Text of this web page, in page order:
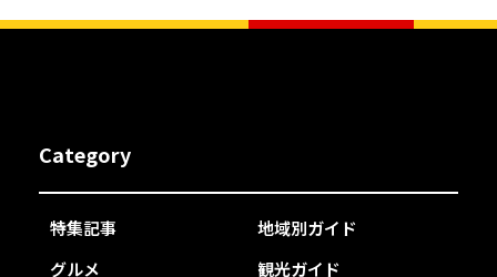
Category
特集記事
地域別ガイド
グルメ
観光ガイド